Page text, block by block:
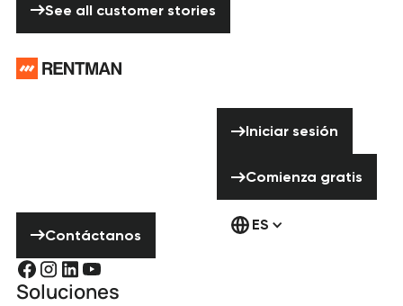
See all customer stories
Contáctanos
Iniciar sesión
Comienza gratis
ES
Soluciones